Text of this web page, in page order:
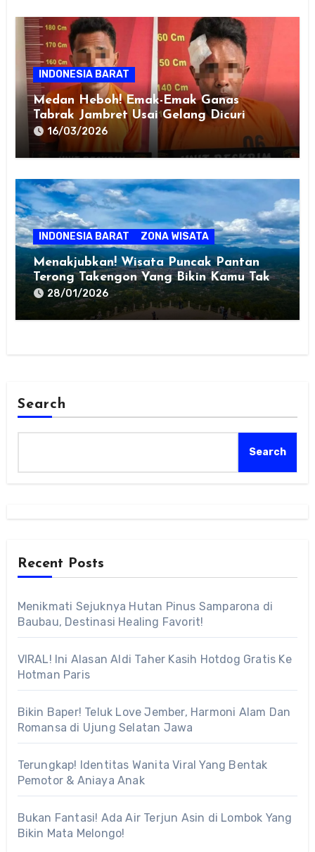
INDONESIA BARAT
Medan Heboh! Emak-Emak Ganas
Tabrak Jambret Usai Gelang Dicuri
16/03/2026
INDONESIA BARAT ZONA WISATA
Menakjubkan! Wisata Puncak Pantan
Terong Takengon Yang Bikin Kamu Tak
Mau Pulang
28/01/2026
Search
Search
Recent Posts
Menikmati Sejuknya Hutan Pinus Samparona di
Baubau, Destinasi Healing Favorit!
VIRAL! Ini Alasan Aldi Taher Kasih Hotdog Gratis Ke
Hotman Paris
Bikin Baper! Teluk Love Jember, Harmoni Alam Dan
Romansa di Ujung Selatan Jawa
Terungkap! Identitas Wanita Viral Yang Bentak
Pemotor & Aniaya Anak
Bukan Fantasi! Ada Air Terjun Asin di Lombok Yang
Bikin Mata Melongo!